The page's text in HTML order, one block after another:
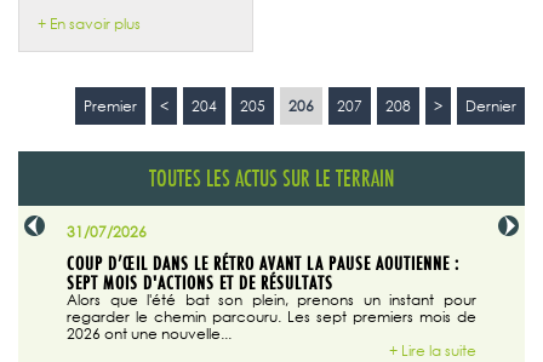
+ En savoir plus
Premier < 204 205 206 207 208 > Dernier
TOUTES LES ACTUS SUR LE TERRAIN
31/07/2026
COUP D’ŒIL DANS LE RÉTRO AVANT LA PAUSE AOUTIENNE :
SEPT MOIS D'ACTIONS ET DE RÉSULTATS
Alors que l'été bat son plein, prenons un instant pour
regarder le chemin parcouru. Les sept premiers mois de
2026 ont une nouvelle...
+ Lire la suite
29/07/